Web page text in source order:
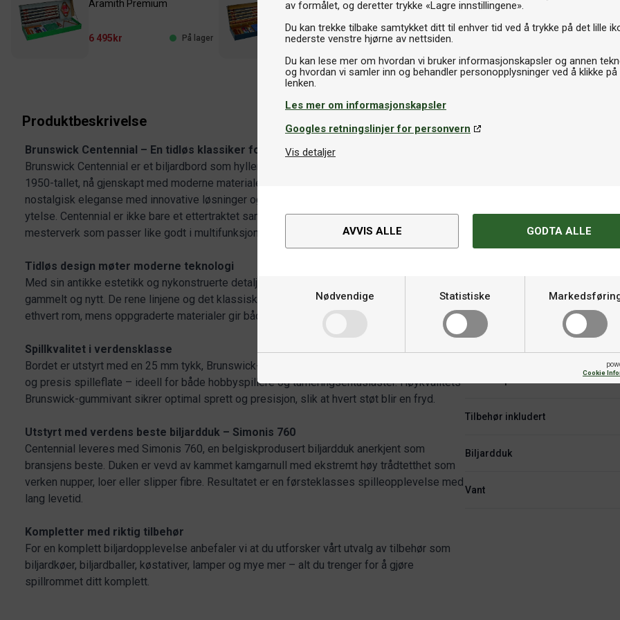
av formålet, og deretter trykke «Lagre innstillingene».
Du kan trekke tilbake samtykket ditt til enhver tid ved å trykke på det lille
nederste venstre hjørne av nettsiden.
Du kan lese mer om hvordan vi bruker informasjonskapsler og annen
og hvordan vi samler inn og behandler personopplysninger ved å klikke på
Les mer om informasjonskapsler
Googles retningslinjer for personvern
Vis detaljer
AVVIS ALLE GODTA ALLE
Nødvendige Statistiske
Cookie
Aramith Premium
6 495kr På lager
Aramith Pro-Cup
7 995kr På lager
Buffalo Trilux III Chrome
Produktbeskrivelse
Brunswick Centennial – En tidløs klassiker for den moderne spilleren
Brunswick Centennial er et biljardbord som hyller den ikoniske designen fra 1940- og
1950-tallet, nå gjenskapt med moderne materialer og teknologi. Bordet kombinerer
nostalgisk eleganse med innovative løsninger og skaper en perfekt balanse mellom stil og
ytelse. Centennial er ikke bare et ettertraktet samlerobjekt, men også et designmessig
mesterverk som passer like godt i multifunksjonelle miljøer som i eksklusive hjem.
Tidløs design møter moderne teknologi
Med sin antikke estetikk og nykonstruerte detaljer tilbyr Centennial en unik kombinasjon av
gammelt og nytt. De rene linjene og det klassiske uttrykket gjør bordet til et blikkfang i
ethvert rom, mens oppgraderte materialer gir både holdbarhet og overlegen ytelse.
Spillkvalitet i verdensklasse
Bordet er utstyrt med en 25 mm tykk, Brunswick-sertifisert premiumskifer som gir en jevn
og presis spilleflate – ideell for både hobbyspillere og turneringsentusiaster. Høykvalitets
Brunswick-gummivant sikrer optimal sprett og presisjon, slik at hvert støt blir en fryd.
Utstyrt med verdens beste biljardduk – Simonis 760
Centennial leveres med Simonis 760, en belgiskprodusert biljardduk anerkjent som
bransjens beste. Duken er vevd av kammet kamgarnull med ekstremt høy trådtetthet som
verken nupper, loer eller slipper fibre. Resultatet er en førsteklasses spilleopplevelse med
lang levetid.
Kompletter med riktig tilbehør
For en komplett biljardopplevelse anbefaler vi at du utforsker vårt utvalg av tilbehør som
biljardkøer, biljardballer, køstativer, lamper og mye mer – alt du trenger for å gjøre
spillrommet ditt komplett.
Tilbehør inkludert
Biljardduk
Vant